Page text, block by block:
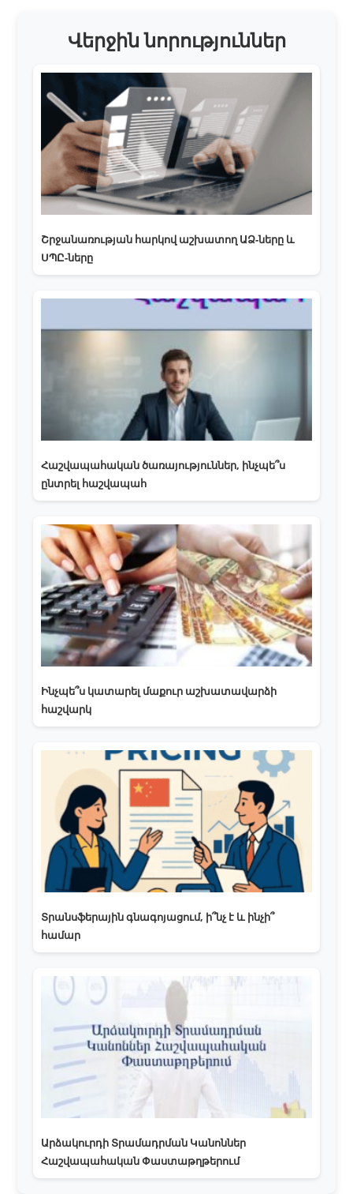
Վերջին նորություններ
Շրջանառության հարկով աշխատող ԱՁ-ները և
ՍՊԸ-ները
Հաշվապահական ծառայություններ, ինչպե՞ս
ընտրել հաշվապահ
Ինչպե՞ս կատարել մաքուր աշխատավարձի
հաշվարկ
Տրանսֆերային գնագոյացում, ի՞նչ է և ինչի՞
համար
Արձակուրդի Տրամադրման Կանոններ
Հաշվապահական Փաստաթղթերում